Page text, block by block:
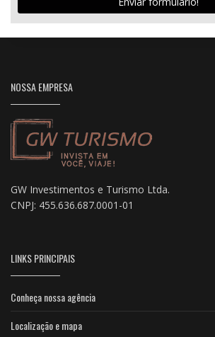
NOSSA EMPRESA
GW Investimentos e Turismo Ltda.
CNPJ: 455.636.687.0001-01
LINKS PRINCIPAIS
Conheça nossa agência
Localização e mapa